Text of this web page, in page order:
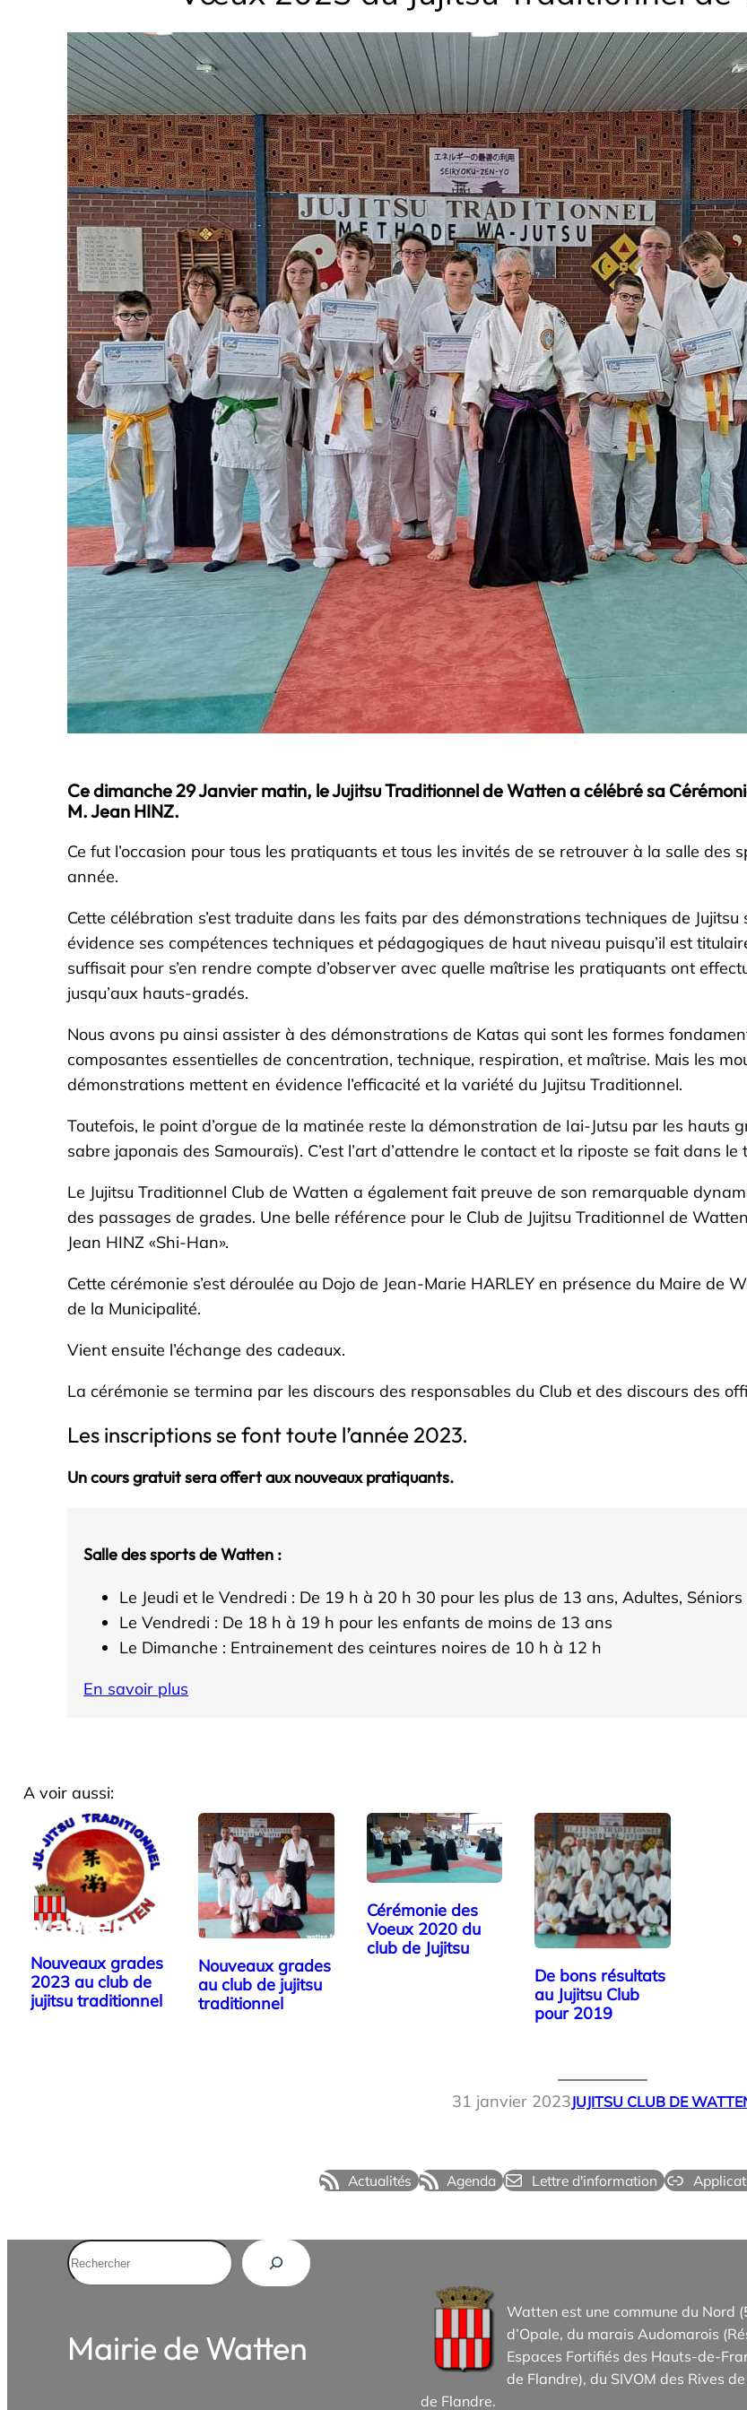
Ce dimanche 29 Janvier matin, le Jujitsu Traditionnel de Watten a célébré sa
M. Jean HINZ.
Ce fut l’occasion pour tous les pratiquants et tous les invités de se retrouver à la salle
année.
Cette célébration s’est traduite dans les faits par des démonstrations techniques de
évidence ses compétences techniques et pédagogiques de haut niveau puisqu’il est
suffisait pour s’en rendre compte d’observer avec quelle maîtrise les pratiquants ont
jusqu’aux hauts-gradés.
Nous avons pu ainsi assister à des démonstrations de Katas qui sont les formes
composantes essentielles de concentration, technique, respiration, et maîtrise. Mais les
démonstrations mettent en évidence l’efficacité et la variété du Jujitsu Traditionnel.
Toutefois, le point d’orgue de la matinée reste la démonstration de Iai-Jutsu par les hauts
sabre japonais des Samouraïs). C’est l’art d’attendre le contact et la riposte se fait dans le
Le Jujitsu Traditionnel Club de Watten a également fait preuve de son remarquable
des passages de grades. Une belle référence pour le Club de Jujitsu Traditionnel de
Jean HINZ «Shi-Han».
Cette cérémonie s’est déroulée au Dojo de Jean-Marie HARLEY en présence du Maire de
de la Municipalité.
Vient ensuite l’échange des cadeaux.
La cérémonie se termina par les discours des responsables du Club et des discours des
Les inscriptions se font toute l’année 2023.
Un cours gratuit sera offert aux nouveaux pratiquants.
Salle des sports de Watten :
Le Jeudi et le Vendredi : De 19 h à 20 h 30 pour les plus de 13 ans, Adultes, Séniors
Le Vendredi : De 18 h à 19 h pour les enfants de moins de 13 ans
Le Dimanche : Entrainement des ceintures noires de 10 h à 12 h
En savoir plus
A voir aussi:
Nouveaux grades
2023 au club de
jujitsu traditionnel
Nouveaux grades
au club de jujitsu
traditionnel
Cérémonie des
Voeux 2020 du
club de Jujitsu
De bons résultats
au Jujitsu Club
pour 2019
31 janvier 2023JUJITSU CLUB DE
Actualités Agenda Lettre d'information
Rechercher
Mairie de Watten
Watten est une commune du Nord
d’Opale, du marais Audomarois
Espaces Fortifiés des Hauts-de-
de Flandre), du SIVOM des Rives
de Flandre.